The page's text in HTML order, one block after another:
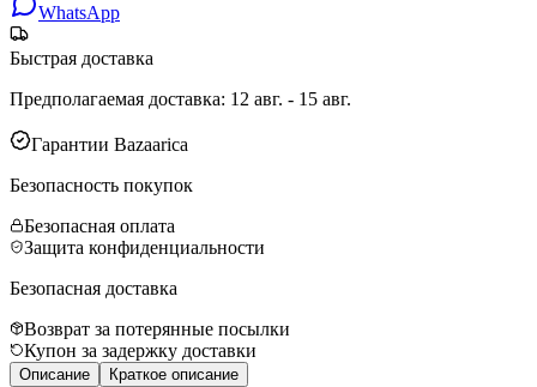
WhatsApp
Быстрая доставка
Предполагаемая доставка: 12 авг. - 15 авг.
Гарантии Bazaarica
Безопасность покупок
Безопасная оплата
Защита конфиденциальности
Безопасная доставка
Возврат за потерянные посылки
Купон за задержку доставки
Описание Краткое описание